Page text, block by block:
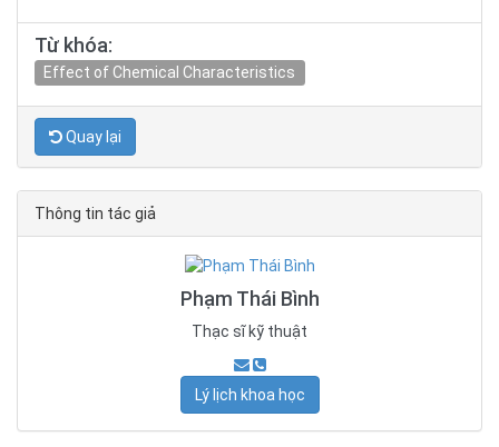
Từ khóa:
Effect of Chemical Characteristics
Quay lại
Thông tin tác giả
Phạm Thái Bình
Thạc sĩ kỹ thuật
Lý lịch khoa học